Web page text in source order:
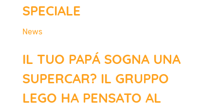
SPECIALE
News
IL TUO PAPÁ SOGNA UNA
SUPERCAR? IL GRUPPO
LEGO HA PENSATO AL